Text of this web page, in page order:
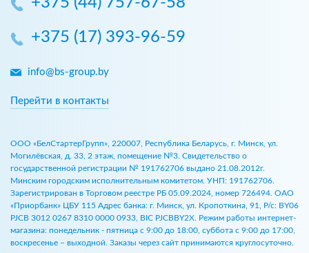
+375 (17) 393-96-59
info@bs-group.by
Перейти в контакты
ООО «БелСтартерГрупп», 220007, Республика Беларусь, г. Минск, ул.
Могилёвская, д. 33, 2 этаж, помещение №3. Свидетельство о
государственной регистрации № 191762706 выдано 21.08.2012г.
Минским городским исполнительным комитетом. УНП: 191762706.
Зарегистрирован в Торговом реестре РБ 05.09.2024, номер 726494. ОАО
«Приорбанк» ЦБУ 115 Адрес банка: г. Минск, ул. Кропоткина, 91, Р/с: BY06
PJCB 3012 0267 8310 0000 0933, BIC PJCBBY2X. Режим работы интернет-
магазина: понедельник - пятница с 9:00 до 18:00, суббота с 9:00 до 17:00,
воскресенье – выходной. Заказы через сайт принимаются круглосуточно.